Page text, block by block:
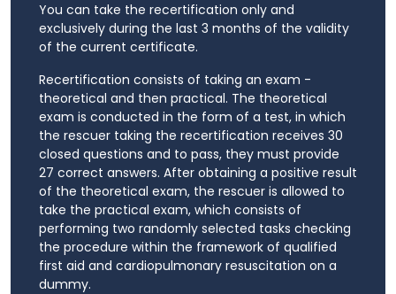
You can take the recertification only and
exclusively during the last 3 months of the validity
of the current certificate.
Recertification consists of taking an exam -
theoretical and then practical. The theoretical
exam is conducted in the form of a test, in which
the rescuer taking the recertification receives 30
closed questions and to pass, they must provide
27 correct answers. After obtaining a positive result
of the theoretical exam, the rescuer is allowed to
take the practical exam, which consists of
performing two randomly selected tasks checking
the procedure within the framework of qualified
first aid and cardiopulmonary resuscitation on a
dummy.